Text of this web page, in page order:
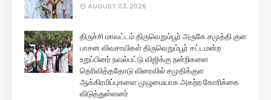
AUGUST 03, 2026
திருச்சி மாவட்டம் திருவெறும்பூர் அருகே சமுத்தி குள
பாசன விவசாயிகள் திருவெறும்பூர் சட்டமன்ற
உறுப்பினர் நவல்பட்டு விஜிக்கு நன்றிகளை
தெரிவித்ததோடு விரைவில் சமுதிக்குள
ஆக்கிரமிப்புகளை முழுமையாக அகற்ற கோரிக்கை
விடுத்துள்ளனர்